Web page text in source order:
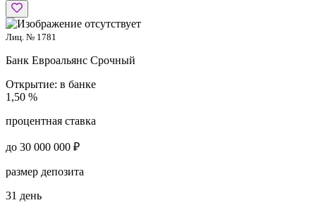
Лиц. № 1781
Банк Евроальянс Срочный
Открытие: в банке
1,50 %
процентная ставка
до 30 000 000 ₽
размер депозита
31 день